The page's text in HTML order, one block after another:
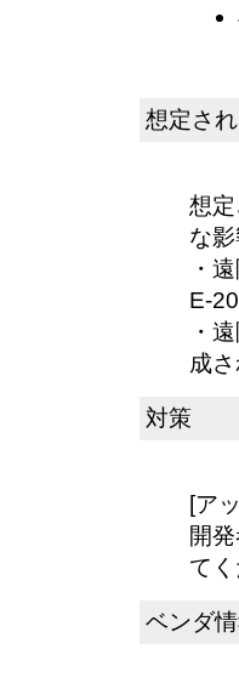
想定さ
想
な
・
E-
・
成
対策
[ア
開
てく
ベンダ